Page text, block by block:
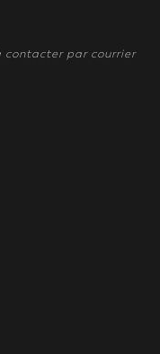
contacter par courrier